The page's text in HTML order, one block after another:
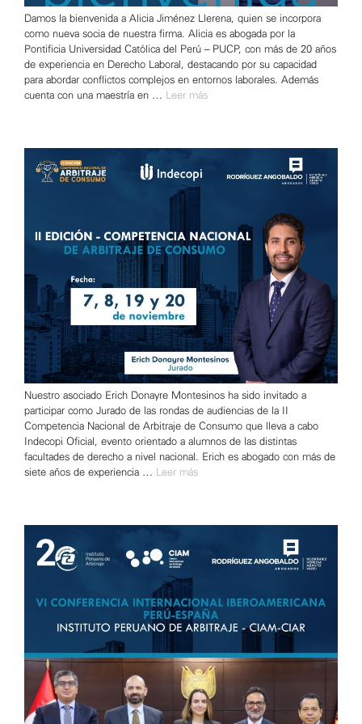
Damos la bienvenida a Alicia Jiménez Llerena, quien se incorpora
como nueva socia de nuestra firma. Alicia es abogada por la
Pontificia Universidad Católica del Perú – PUCP, con más de 20 años
de experiencia en Derecho Laboral, destacando por su capacidad
para abordar conflictos complejos en entornos laborales. Además
cuenta con una maestría en …
Leer más
Nuestro asociado Erich Donayre Montesinos ha sido invitado a
participar como Jurado de las rondas de audiencias de la II
Competencia Nacional de Arbitraje de Consumo que lleva a cabo
Indecopi Oficial, evento orientado a alumnos de las distintas
facultades de derecho a nivel nacional. Erich es abogado con más de
siete años de experiencia …
Leer más